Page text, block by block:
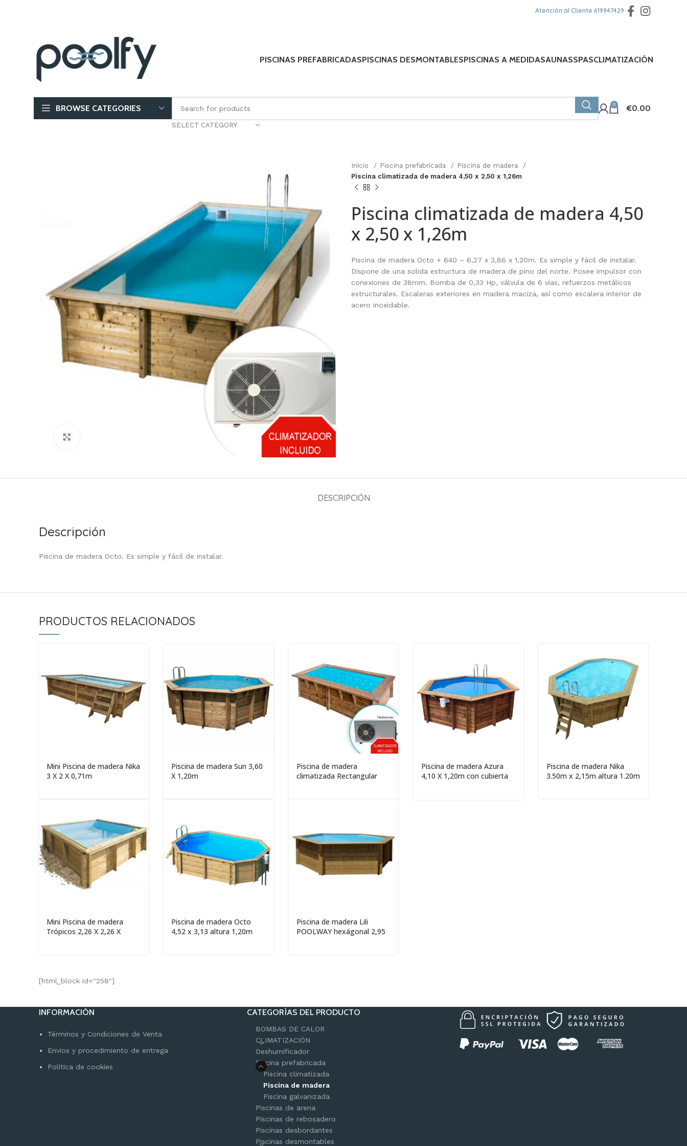
Atención al Cliente 619947429
PISCINAS PREFABRICADASPISCINAS DESMONTABLESPISCINAS A MEDIDASAUNASSPASCLIMATIZACIÓN
BROWSE CATEGORIES
SELECT CATEGORY
0 €0.00
Inicio Piscina prefabricada
Piscina de madera
Piscina climatizada de madera 4,50 x 2,50 x 1,26m
Piscina climatizada de madera 4,50
x 2,50 x 1,26m
Piscina de madera Octo + 640 – 6,27 x 3,86 x 1,20m. Es simple y fácil de instalar.
Dispone de una solida estructura de madera de pino del norte. Posee impulsor con
conexiones de 38mm. Bomba de 0,33 Hp, válvula de 6 vías, refuerzos metálicos
estructurales. Escaleras exteriores en madera maciza, así como escalera interior de
acero inoxidable.
DESCRIPCIÓN
Descripción
Piscina de madera Octo. Es simple y fácil de instalar.
PRODUCTOS RELACIONADOS
Mini Piscina de madera Nika
3 X 2 X 0,71m
Piscina de madera Sun 3,60
X 1,20m
Piscina de madera
climatizada Rectangular
Piscina de madera Azura
4,10 X 1,20m con cubierta
Piscina de madera Nika
3.50m x 2,15m altura 1.20m
Mini Piscina de madera
Trópicos 2,26 X 2,26 X
Piscina de madera Octo
4,52 x 3,13 altura 1,20m
Piscina de madera Lili
POOLWAY hexágonal 2,95
[html_block id="258"]
INFORMACIÓN
Términos y Condiciones de Venta
Envíos y procedimiento de entrega
Política de cookies
CATEGORÍAS DEL PRODUCTO
BOMBAS DE CALOR
CLIMATIZACIÓN
Deshumificador
Piscina prefabricada
Piscina climatizada
Piscina de madera
Piscina galvanizada
Piscinas de arena
Piscinas de rebosadero
Piscinas desbordantes
Piscinas desmontables